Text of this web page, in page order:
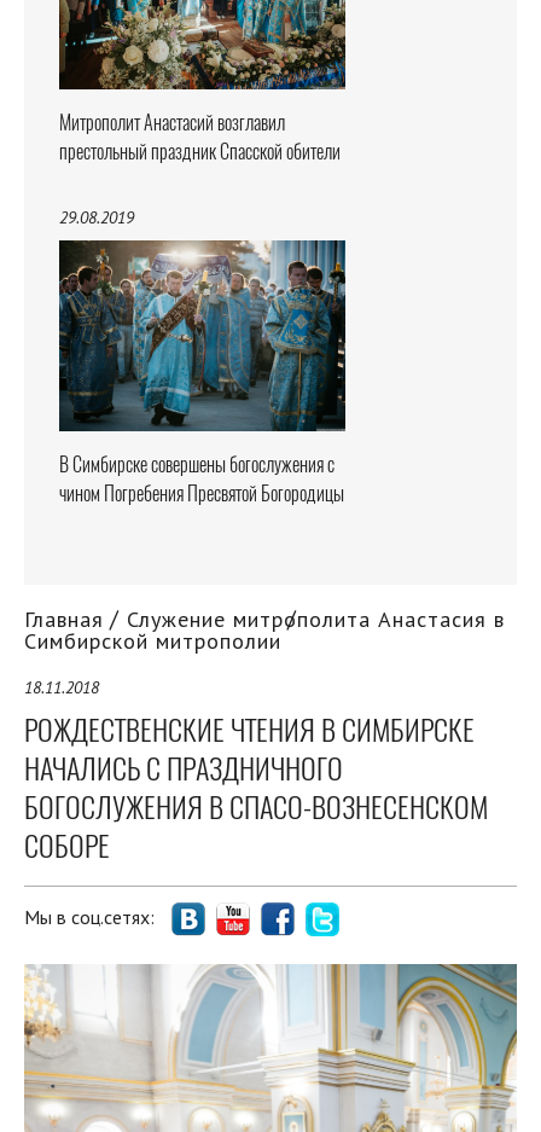
Митрополит Анастасий возглавил
престольный праздник Спасской обители
29.08.2019
В Симбирске совершены богослужения с
чином Погребения Пресвятой Богородицы
Главная Служение митрополита Анастасия в
Симбирской митрополии
18.11.2018
РОЖДЕСТВЕНСКИЕ ЧТЕНИЯ В СИМБИРСКЕ
НАЧАЛИСЬ С ПРАЗДНИЧНОГО
БОГОСЛУЖЕНИЯ В СПАСО-ВОЗНЕСЕНСКОМ
СОБОРЕ
Мы в соц.сетях: